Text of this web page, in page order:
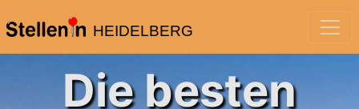
HEIDELBERG
Die besten